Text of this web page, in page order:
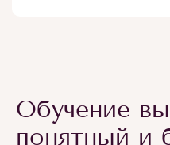
Обучение
понятный и